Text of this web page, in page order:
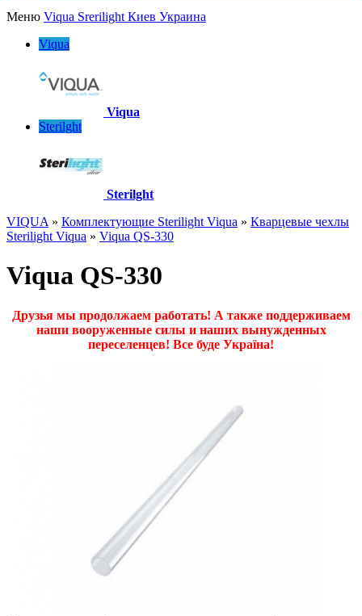
Меню Viqua Srerilight Киев Украина
Viqua
Viqua
Sterilght
Sterilght
VIQUA » Комплектующие Sterilight Viqua » Кварцевые чехлы
Sterilight Viqua » Viqua QS-330
Viqua QS-330
Друзья мы продолжаем работать! А также поддерживаем
наши вооруженные силы и наших вынужденных
переселенцев! Все буде Україна!